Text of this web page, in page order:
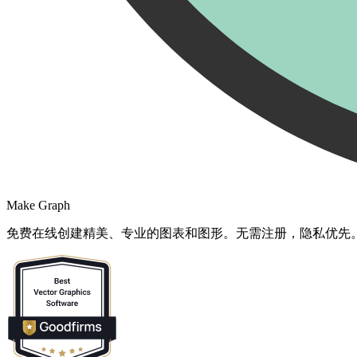
Make Graph
免费在线创建精美、专业的图表和图形。无需注册，隐私优先